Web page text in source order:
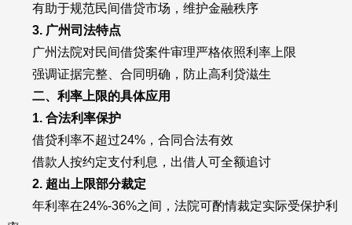
有助于规范民间借贷市场，维护金融秩序
3. 广州司法特点
广州法院对民间借贷案件审理严格依照利率上限
强调证据完整、合同明确，防止高利贷滋生
二、利率上限的具体应用
1. 合法利率保护
借贷利率不超过24%，合同合法有效
借款人按约定支付利息，出借人可全额追讨
2. 超出上限部分裁定
年利率在24%-36%之间，法院可酌情裁定实际受保护利